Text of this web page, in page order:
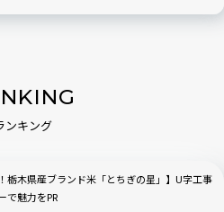
ンキング
栃木県産ブランド米「とちぎの星」】U字工事
で魅力をPR